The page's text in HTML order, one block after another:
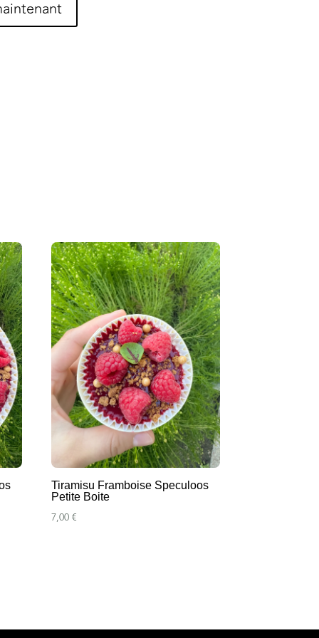
Tiramisu Framboise Speculoos
Petite Boite
7,00€